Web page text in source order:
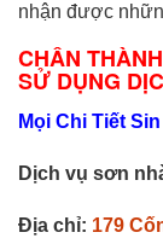
nhận được
CHÂN
SỬ DỤNG
Mọi Chi Tiết
Dịch vụ sơn
Địa chỉ: 179